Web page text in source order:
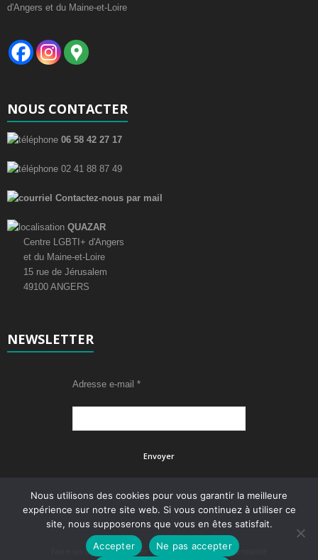
NOUS CONTACTER
06 58 42 27 17
02 41 88 87 49
Contactez-nous par mail
QUAZAR
Centre LGBTI+ d'Angers
et du Maine-et-Loire
15 rue de Jérusalem
49100 ANGERS
NEWSLETTER
Adresse e-mail *
Faire un don Adhérer Politique de confidentialité
Nous utilisons des cookies pour vous garantir la meilleure
expérience sur notre site web. Si vous continuez à utiliser ce
site, nous supposerons que vous en êtes satisfait.
Accepter
Ne pas accepter